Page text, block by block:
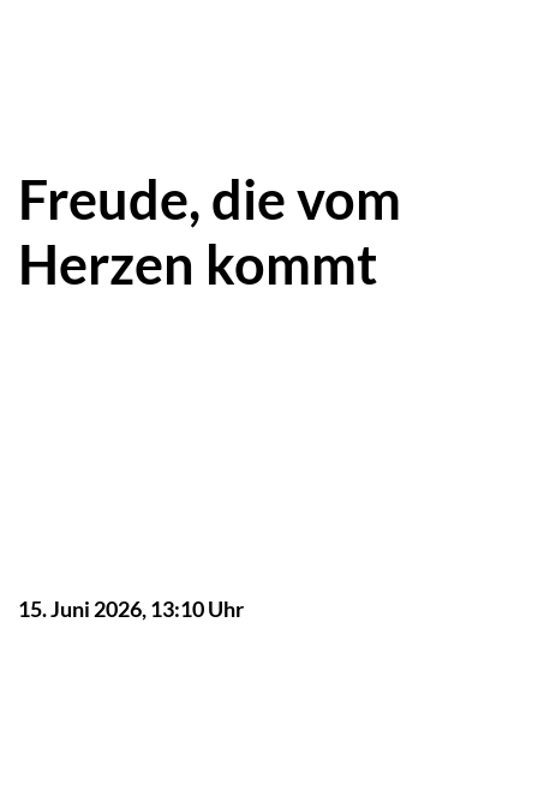
Freude, die vom
Herzen kommt
15. Juni 2026, 13:10 Uhr